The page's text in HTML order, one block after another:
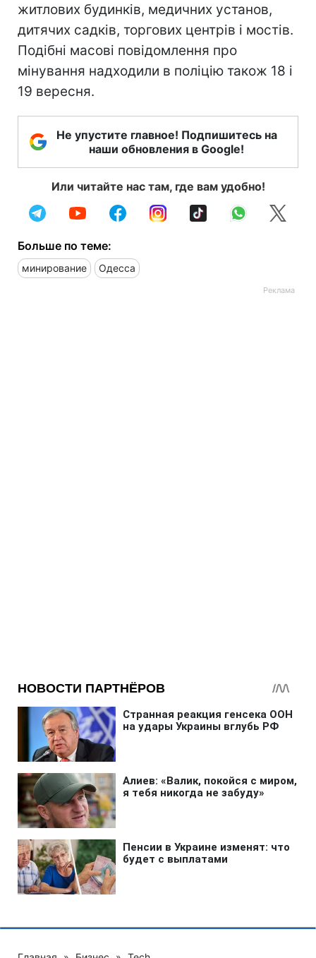
житлових будинків, медичних установ,
дитячих садків, торгових центрів і мостів.
Подібні масові повідомлення про
мінування надходили в поліцію також 18 і
19 вересня.
Не упустите главное! Подпишитесь на
наши обновления в Google!
Или читайте нас там, где вам удобно!
Больше по теме:
минирование Одесса